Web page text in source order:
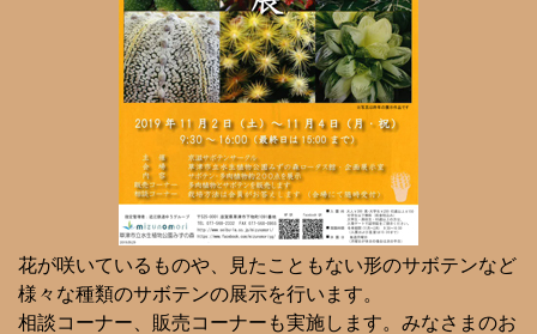
花が咲いているものや、見たこともない形のサボテンなど
様々な種類のサボテンの展示を行います。
相談コーナー、販売コーナーも実施します。みなさまのお